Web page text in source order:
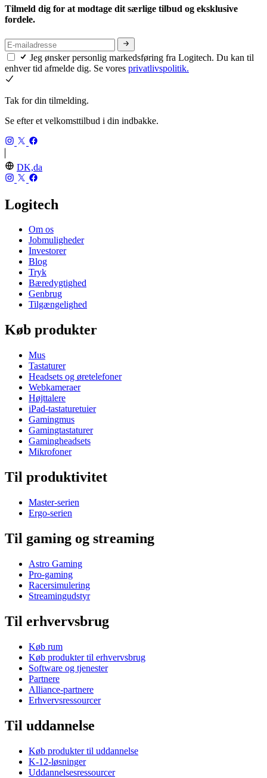
Tilmeld dig for at modtage dit særlige tilbud og eksklusive
fordele.
Jeg ønsker personlig markedsføring fra Logitech. Du kan til
enhver tid afmelde dig. Se vores privatlivspolitik.
Tak for din tilmelding.
Se efter et velkomsttilbud i din indbakke.
DK,da
Logitech
Om os
Jobmuligheder
Investorer
Blog
Tryk
Bæredygtighed
Genbrug
Tilgængelighed
Køb produkter
Mus
Tastaturer
Headsets og øretelefoner
Webkameraer
Højttalere
iPad-tastaturetuier
Gamingmus
Gamingtastaturer
Gamingheadsets
Mikrofoner
Til produktivitet
Master-serien
Ergo-serien
Til gaming og streaming
Astro Gaming
Pro-gaming
Racersimulering
Streamingudstyr
Til erhvervsbrug
Køb rum
Køb produkter til erhvervsbrug
Software og tjenester
Partnere
Alliance-partnere
Erhvervsressourcer
Til uddannelse
Køb produkter til uddannelse
K-12-løsninger
Uddannelsesressourcer